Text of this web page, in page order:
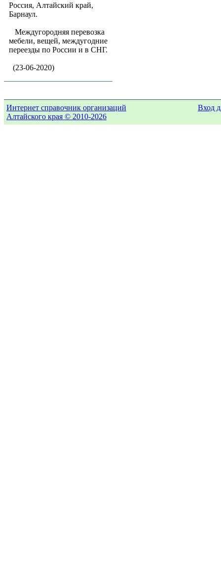
Россия, Алтайский край,
Барнаул.
Междугородняя перевозка
мебели, вещей, междугодние
переезды по России и в СНГ.
(23-06-2020)
Интернет справочник организаций
Алтайского края © 2010-2026
Вход